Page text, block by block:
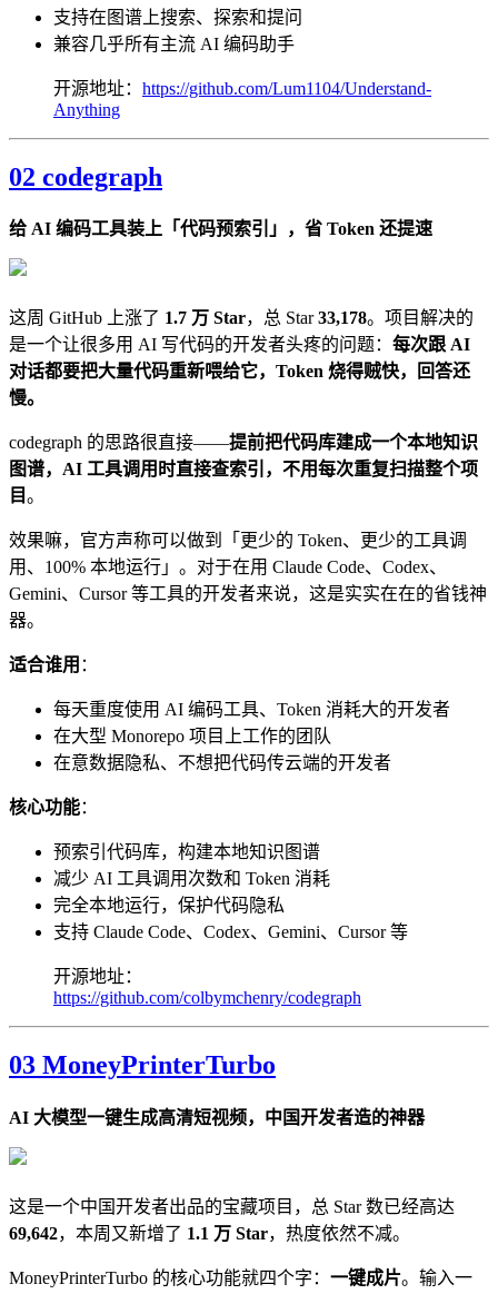
支持在图谱上搜索、探索和提问
兼容几乎所有主流 AI 编码助手
开源地址： https://github.com/Lum1104/Understand-
Anything
02 codegraph
给 AI 编码工具装上「代码预索引」，省 Token 还提速
这周 GitHub 上涨了 1.7 万 Star，总 Star33,178。项目解决的
是一个让很多用 AI 写代码的开发者头疼的问题： 每次跟 AI
对话都要把大量代码重新喂给它，Token 烧得贼快，回答还
慢。
codegraph 的思路很直接——提前把代码库建成一个本地知识
图谱，AI 工具调用时直接查索引，不用每次重复扫描整个项
目。
效果嘛，官方声称可以做到「更少的 Token、更少的工具调
用、100% 本地运行」。对于在用 Claude Code、Codex、
Gemini、Cursor 等工具的开发者来说，这是实实在在的省钱神
器。
适合谁用 ：
每天重度使用 AI 编码工具、Token 消耗大的开发者
在大型 Monorepo 项目上工作的团队
在意数据隐私、不想把代码传云端的开发者
核心功能：
预索引代码库，构建本地知识图谱
减少 AI 工具调用次数和 Token 消耗
完全本地运行，保护代码隐私
支持 Claude Code、Codex、Gemini、Cursor 等
开源地址：
https://github.com/colbymchenry/codegraph
03 MoneyPrinterTurbo
AI 大模型一键生成高清短视频，中国开发者造的神器
这是一个中国开发者出品的宝藏项目，总 Star 数已经高达
69,642，本周又新增了 1.1 万 Star，热度依然不减。
MoneyPrinterTurbo 的核心功能就四个字： 一键成片。输入一